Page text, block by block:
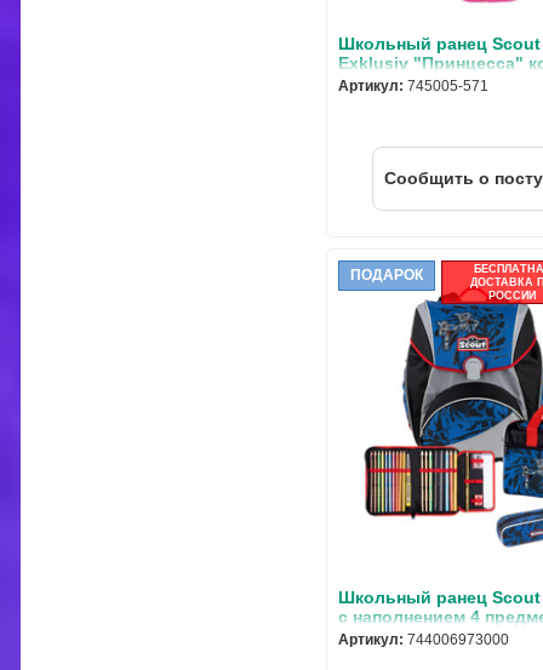
Школьный ранец Scout
Exklusiv "Принцесса"
предметов
Артикул: 745005-571
Cообщить о
ПОДАРОК
ДОСТАВКА
РОССИИ
Школьный ранец
с наполнением 4
744006973000
Артикул: 744006973000